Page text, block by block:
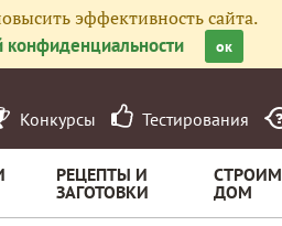
эффективность сайта.
конфиденциальности ок
Конкурсы Тестирования
РЕЦЕПТЫ И
ЗАГОТОВКИ
СТРОИМ
ДОМ